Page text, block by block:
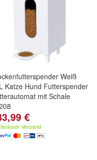
Weiß
Katze Hund Futterspender
mit Schale
€
Versand